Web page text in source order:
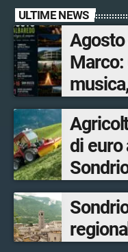
ULTIME NEWS
Agosto
Marco:
magia
di euro
nocivi